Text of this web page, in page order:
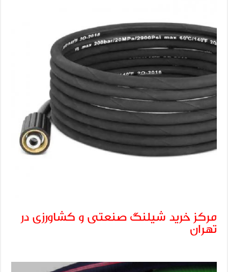
مرکز خرید شیلنگ صنعتی و کشاورزی در
تهران